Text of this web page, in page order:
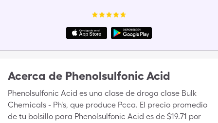
Acerca de Phenolsulfonic Acid
Phenolsulfonic Acid es una clase de droga clase Bulk
Chemicals - Ph's, que produce Pcca. El precio promedio
de tu bolsillo para Phenolsulfonic Acid es de $19.71 por